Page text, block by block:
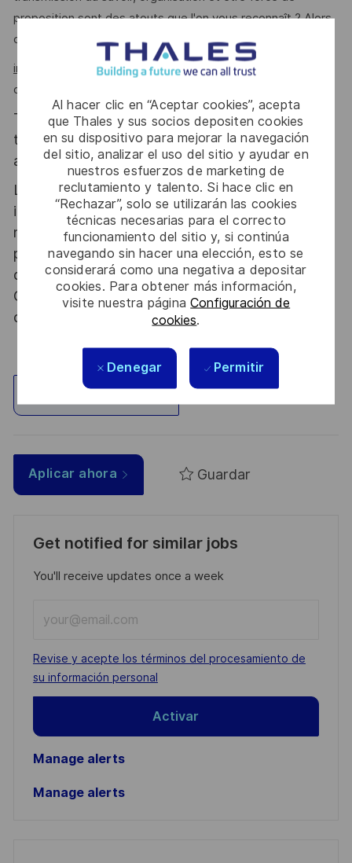
Al hacer clic en “Aceptar cookies”, acepta
que Thales y sus socios depositen cookies
en su dispositivo para mejorar la navegación
del sitio, analizar el uso del sitio y ayudar en
nuestros esfuerzos de marketing de
reclutamiento y talento. Si hace clic en
“Rechazar”, solo se utilizarán las cookies
técnicas necesarias para el correcto
funcionamiento del sitio y, si continúa
navegando sin hacer una elección, esto se
considerará como una negativa a depositar
cookies. Para obtener más información,
visite nuestra páginaConfiguración de
cookies.
Denegar Permitir
proposition sont des atouts que l'on vous reconnaît ? Alors
ce poste est fait pour vous !
informations complémentaires: projet sans télétravail avec
déplacement quotidiens à côté de Bordeaux
Thales, entreprise Handi-Engagée, reconnait
tous les talents. La diversité est notre meilleur
atout. Postulez et rejoignez nous !
Le poste pouvant nécessiter d'accéder à des
informations relevant du secret de la défense
nationale, la personne retenue fera l'objet d'une
procédure d’habilitation, conformément aux
dispositions des articles R.2311-1 et suivants du
Code de la défense et de l’IGI 1300 SGDSN/PSE
du 09 août 2021.
Aplicar ahora Guardar
Get notified for similar jobs
You'll receive updates once a week
Email
address
(Required)
Required
Revise y acepte los términos del procesamiento de
su información personal
Activar
Manage alerts
Manage alerts